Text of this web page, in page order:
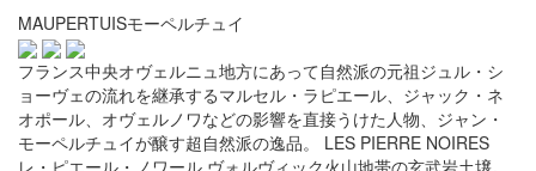
MAUPERTUISモーペルチュイ
フランス中央オヴェルニュ地方にあって自然派の元祖ジュル・シ
ョーヴェの流れを継承するマルセル・ラピエール、ジャック・ネ
オポール、オヴェルノワなどの影響を直接うけた人物、ジャン・
モーペルチュイが醸す超自然派の逸品。 LES PIERRE NOIRES